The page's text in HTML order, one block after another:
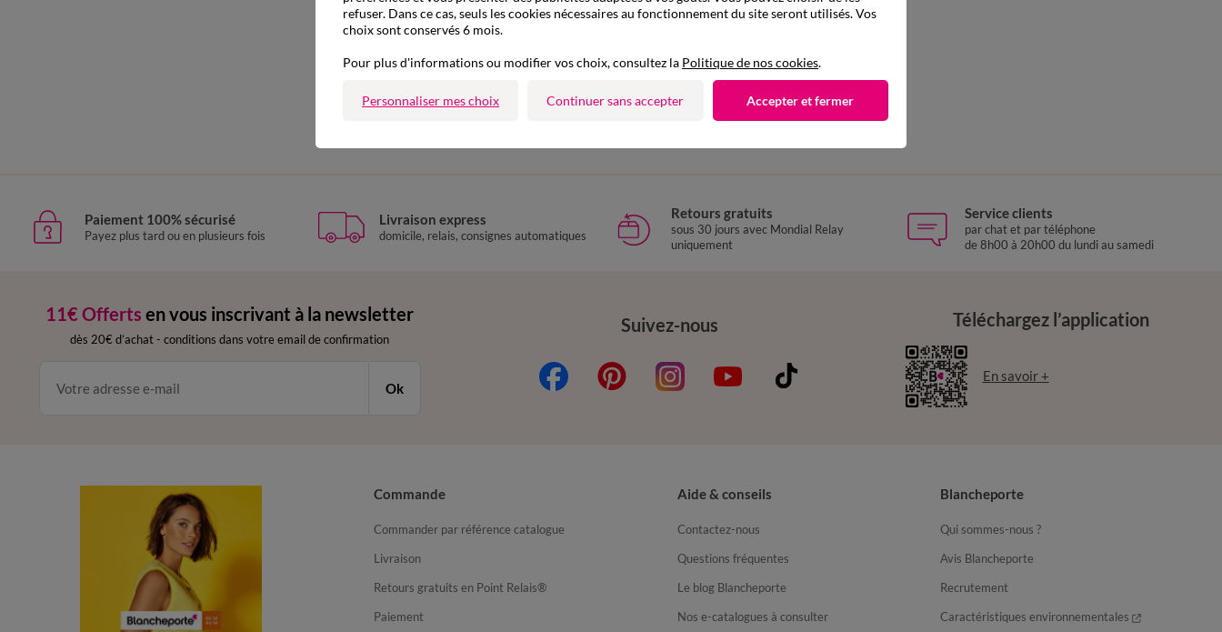
Paiement 100% sécurisé
Payez plus tard ou en plusieurs fois
Livraison express
domicile, relais, consignes automatiques
Retours gratuits
sous 30 jours avec Mondial Relay
uniquement
Service clients
par chat et par téléphone
de 8h00 à 20h00 du lundi au samedi
11€ Offerts en vous inscrivant à la newsletter
dès 20€ d’achat - conditions dans votre email de confirmation
Ok
Suivez-nous Téléchargez l’application
En savoir +
Commande
Commander par référence catalogue
Livraison
Retours gratuits en Point Relais®
Paiement
Aide & conseils
Contactez-nous
Questions fréquentes
Le blog Blancheporte
Nos e-catalogues à consulter
Blancheporte
Qui sommes-nous ?
Avis Blancheporte
Recrutement
Caractéristiques environnementales
refuser. Dans ce cas, seuls les cookies nécessaires au fonctionnement du site seront utilisés. Vos
choix sont conservés 6 mois.
Pour plus d'informations ou modifier vos choix, consultez la Politique de nos cookies.
Personnaliser mes choix Continuer sans accepter Accepter et fermer